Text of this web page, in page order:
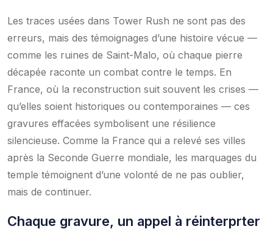
Les traces usées dans Tower Rush ne sont pas des
erreurs, mais des témoignages d’une histoire vécue —
comme les ruines de Saint-Malo, où chaque pierre
décapée raconte un combat contre le temps. En
France, où la reconstruction suit souvent les crises —
qu’elles soient historiques ou contemporaines — ces
gravures effacées symbolisent une résilience
silencieuse. Comme la France qui a relevé ses villes
après la Seconde Guerre mondiale, les marquages du
temple témoignent d’une volonté de ne pas oublier,
mais de continuer.
Chaque gravure, un appel à réinterprter